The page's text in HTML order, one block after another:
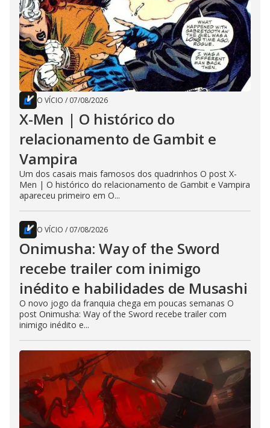
O VÍCIO / 07/08/2026
X-Men | O histórico do
relacionamento de Gambit e
Vampira
Um dos casais mais famosos dos quadrinhos O post X-
Men | O histórico do relacionamento de Gambit e Vampira
apareceu primeiro em O...
O VÍCIO / 07/08/2026
Onimusha: Way of the Sword
recebe trailer com inimigo
inédito e habilidades de Musashi
O novo jogo da franquia chega em poucas semanas O
post Onimusha: Way of the Sword recebe trailer com
inimigo inédito e...